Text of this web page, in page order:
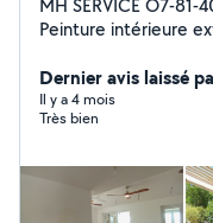
MH SERVICE O7-
Peinture intérieure extérieur
Dernier avis laissé
Il y a 4 mois
Très bien